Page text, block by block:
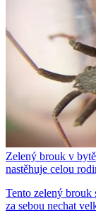
Zelený brouk v
nastěhuje celou
Tento zelený brouk
za sebou nechat